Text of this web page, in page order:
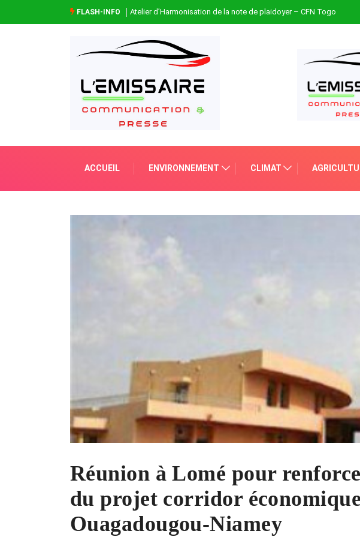
FLASH-INFO Atelier d’Harmonisation de la note de plaidoyer – CFN Togo
ACCUEIL ENVIRONNEMENT CLIMAT
Réunion à Lomé pour
du projet corridor
Ouagadougou-Niamey